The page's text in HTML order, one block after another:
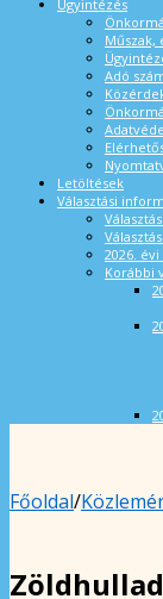
Ügyintézés
Műszak,
Adó
Letöltések
Választási
2026. évi
Korábbi
Főoldal/